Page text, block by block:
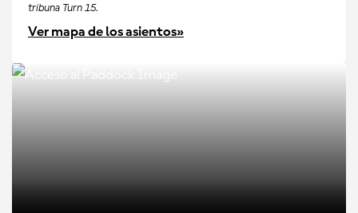
tribuna Turn 15.
Ver mapa de los asientos»